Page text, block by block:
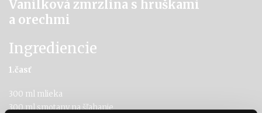
Vanilková zmrzlina s hruškami
a orechmi
Ingrediencie
1.časť
300 ml mlieka
300 ml smotany na šľahanie